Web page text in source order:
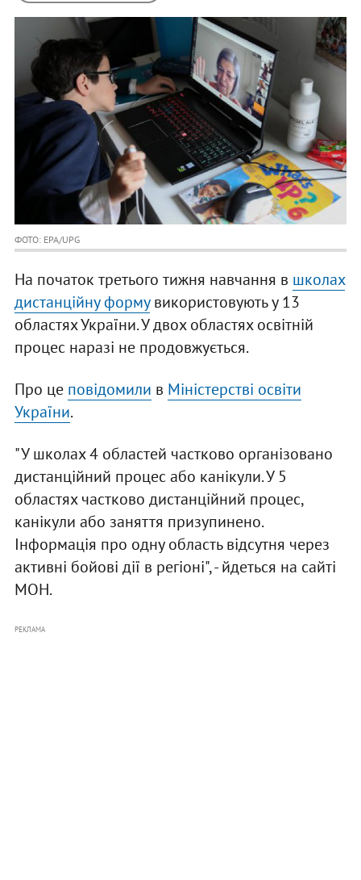
ФОТО: EPA/UPG
На початок третього тижня навчання в школах
дистанційну формувикористовують у 13
областях України. У двох областях освітній
процес наразі не продовжується.
Про це повідомили в Міністерстві освіти
України.
"У школах 4 областей частково організовано
дистанційний процес або канікули. У 5
областях частково дистанційний процес,
канікули або заняття призупинено.
Інформація про одну область відсутня через
активні бойові дії в регіоні", - йдеться на сайті
МОН.
РЕКЛАМА